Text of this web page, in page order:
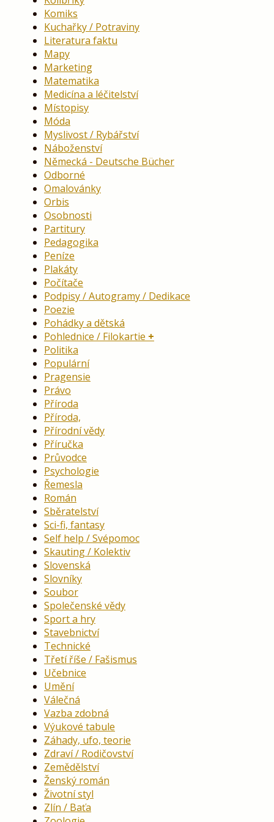
Komiks
Kuchařky / Potraviny
Literatura faktu
Mapy
Marketing
Matematika
Medicína a léčitelství
Místopisy
Móda
Myslivost / Rybářství
Náboženství
Německá - Deutsche Bücher
Odborné
Omalovánky
Orbis
Osobnosti
Partitury
Pedagogika
Peníze
Plakáty
Počítače
Podpisy / Autogramy / Dedikace
Poezie
Pohádky a dětská
Pohlednice / Filokartie
Politika
Populární
Pragensie
Právo
Příroda
Příroda,
Přírodní vědy
Příručka
Průvodce
Psychologie
Řemesla
Román
Sběratelství
Sci-fi, fantasy
Self help / Svépomoc
Skauting / Kolektiv
Slovenská
Slovníky
Soubor
Společenské vědy
Sport a hry
Stavebnictví
Technické
Třetí říše / Fašismus
Učebnice
Umění
Válečná
Vazba zdobná
Výukové tabule
Záhady, ufo, teorie
Zdraví / Rodičovství
Zemědělství
Ženský román
Životní styl
Zlín / Baťa